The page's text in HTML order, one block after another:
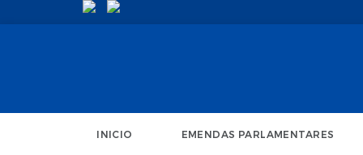
INICIO EMENDAS PARLAMENTARES